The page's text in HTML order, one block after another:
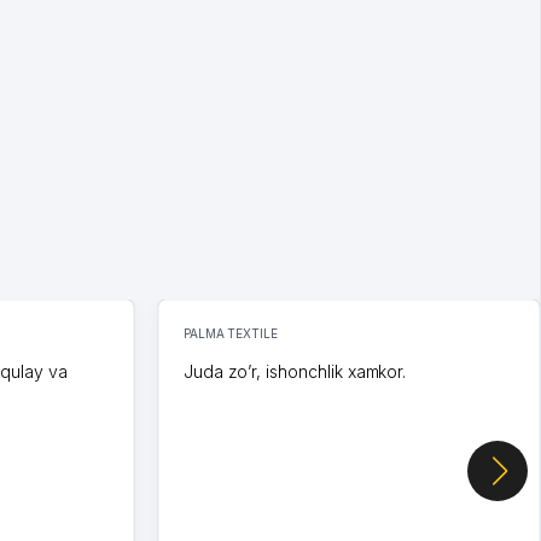
va
PALMA TEXTILE
Juda zo’r, ishonchlik xamkor.